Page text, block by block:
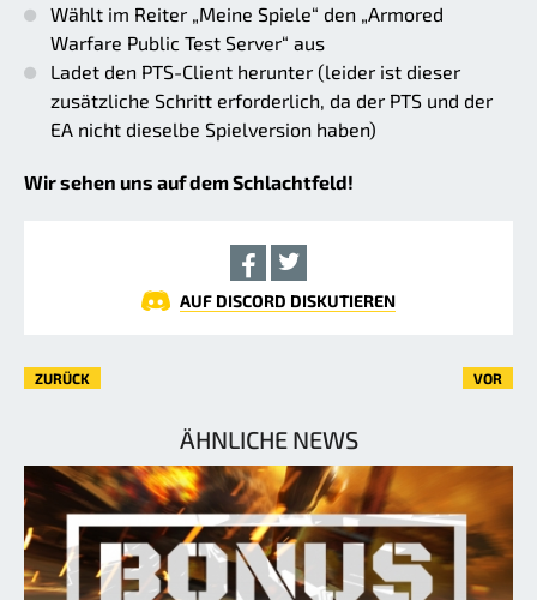
Wählt im Reiter „Meine Spiele“ den „Armored
Warfare Public Test Server“ aus
Ladet den PTS-Client herunter (leider ist dieser
zusätzliche Schritt erforderlich, da der PTS und der
EA nicht dieselbe Spielversion haben)
Wir sehen uns auf dem Schlachtfeld!
AUF DISCORD DISKUTIEREN
ZURÜCK VOR
ÄHNLICHE NEWS